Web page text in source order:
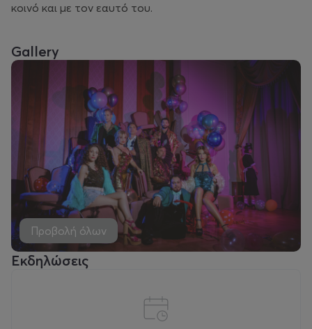
κοινό και με τον εαυτό του.
Gallery
Προβολή όλων
Εκδηλώσεις